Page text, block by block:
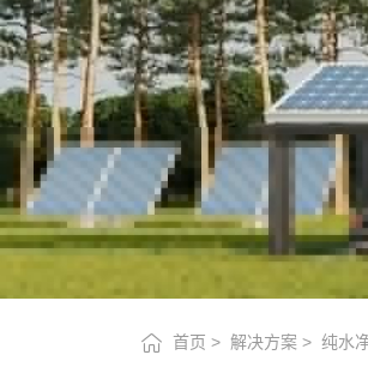
设
备
首页 解决方案 纯水